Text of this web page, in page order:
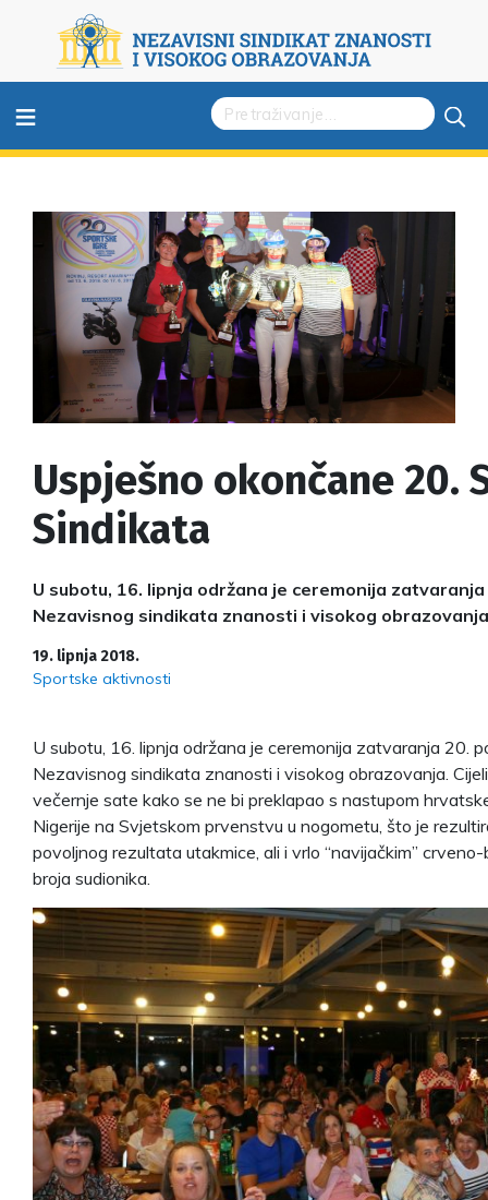
≡
Uspješno okončane 20.
Sindikata
U subotu, 16. lipnja održana je ceremonija
Nezavisnog sindikata znanosti i visokog
19. lipnja 2018.
Sportske aktivnosti
U subotu, 16. lipnja održana je ceremonija zatvaranja 20.
Nezavisnog sindikata znanosti i visokog obrazovanja.
večernje sate kako se ne bi preklapao s nastupom
Nigerije na Svjetskom prvenstvu u nogometu, što je
povoljnog rezultata utakmice, ali i vrlo “navijačkim”
broja sudionika.